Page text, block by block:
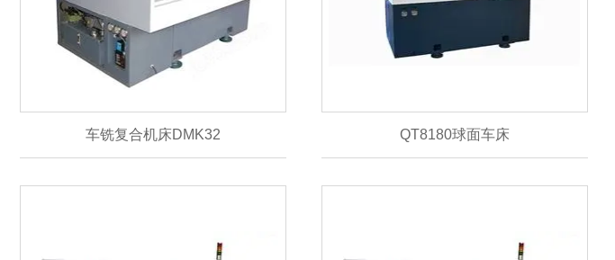
车铣复合机床DMK32 QT8180球面车床